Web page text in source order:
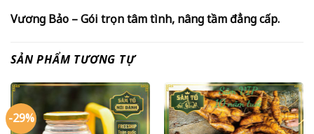
Vương Bảo – Gói trọn tâm tình, nâng tầm đẳng cấp.
SẢN PHẨM TƯƠNG TỰ
-29%